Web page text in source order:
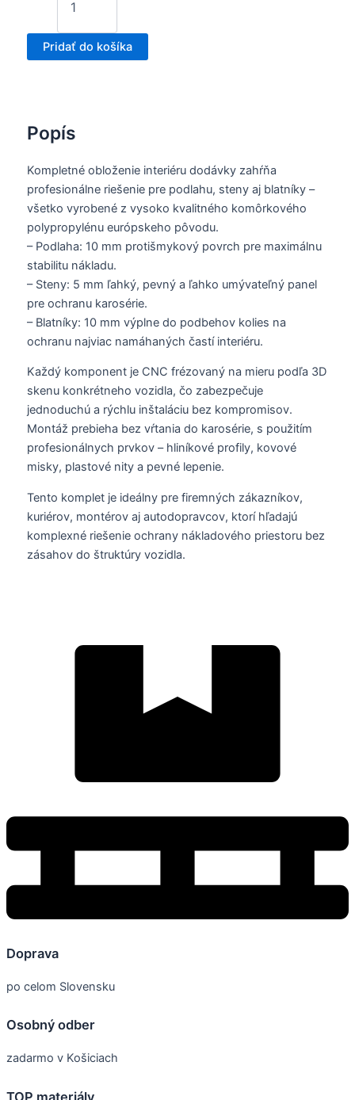
Pridať do košíka
Popís
Kompletné obloženie interiéru dodávky zahŕňa
profesionálne riešenie pre podlahu, steny aj blatníky –
všetko vyrobené z vysoko kvalitného komôrkového
polypropylénu európskeho pôvodu.
– Podlaha: 10 mm protišmykový povrch pre maximálnu
stabilitu nákladu.
– Steny: 5 mm ľahký, pevný a ľahko umývateľný panel
pre ochranu karosérie.
– Blatníky: 10 mm výplne do podbehov kolies na
ochranu najviac namáhaných častí interiéru.
Každý komponent je CNC frézovaný na mieru podľa 3D
skenu konkrétneho vozidla, čo zabezpečuje
jednoduchú a rýchlu inštaláciu bez kompromisov.
Montáž prebieha bez vŕtania do karosérie, s použitím
profesionálnych prvkov – hliníkové profily, kovové
misky, plastové nity a pevné lepenie.
Tento komplet je ideálny pre firemných zákazníkov,
kuriérov, montérov aj autodopravcov, ktorí hľadajú
komplexné riešenie ochrany nákladového priestoru bez
zásahov do štruktúry vozidla.
Doprava
po celom Slovensku
Osobný odber
zadarmo v Košiciach
TOP materiály